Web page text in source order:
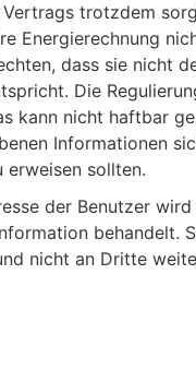
trotzdem
Energierechnung
dass sie nicht
Die
kann nicht haftbar
Informationen
erweisen sollten.
der Benutzer
behandelt.
nicht an Dritte